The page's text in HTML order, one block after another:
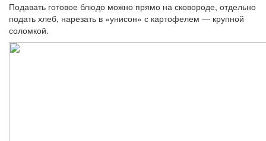
Подавать готовое блюдо можно прямо на сковороде, отдельно
подать хлеб, нарезать в «унисон» с картофелем — крупной
соломкой.